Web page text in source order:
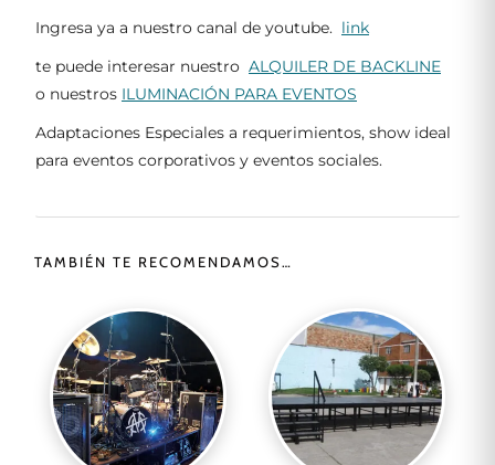
Ingresa ya a nuestro canal de youtube. link
te puede interesar nuestro ALQUILER DE BACKLINE
o nuestros ILUMINACIÓN PARA EVENTOS
Adaptaciones Especiales a requerimientos, show ideal
para eventos corporativos y eventos sociales.
TAMBIÉN TE RECOMENDAMOS…